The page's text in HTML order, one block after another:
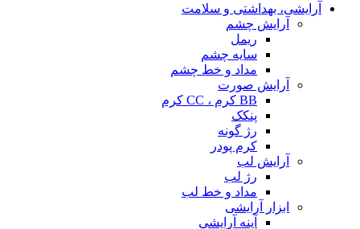
آرایشی، بهداشتی و سلامت
آرایش چشم
ریمل
سایه چشم
مداد و خط چشم
آرایش صورت
BB کرم ، CC کرم
پنکک
رژ گونه
کرم پودر
آرایش لب
رژ لب
مداد و خط لب
ابزار آرایشی
آینه آرایشی